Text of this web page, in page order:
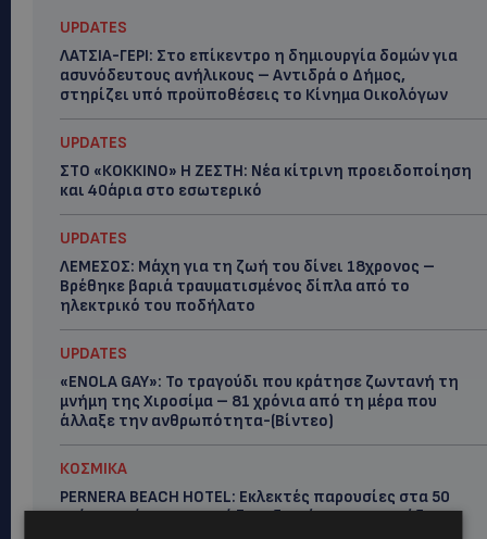
UPDATES
ΛΑΤΣΙΑ-ΓΕΡΙ: Στο επίκεντρο η δημιουργία δομών για
ασυνόδευτους ανήλικους – Αντιδρά ο Δήμος,
στηρίζει υπό προϋποθέσεις το Κίνημα Οικολόγων
UPDATES
ΣΤΟ «ΚΟΚΚΙΝΟ» Η ΖΕΣΤΗ: Νέα κίτρινη προειδοποίηση
και 40άρια στο εσωτερικό
UPDATES
ΛΕΜΕΣΟΣ: Μάχη για τη ζωή του δίνει 18χρονος –
Βρέθηκε βαριά τραυματισμένος δίπλα από το
ηλεκτρικό του ποδήλατο
UPDATES
«ENOLA GAY»: Το τραγούδι που κράτησε ζωντανή τη
μνήμη της Χιροσίμα – 81 χρόνια από τη μέρα που
άλλαξε την ανθρωπότητα-(Bίντεο)
ΚΟΣΜΙΚΑ
PERNERA BEACH HOTEL: Εκλεκτές παρουσίες στα 50
χρόνια ενός ιστορικού ξενοδοχείου-Ποιους είδαμε